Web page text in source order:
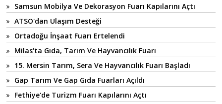
Samsun Mobilya Ve Dekorasyon Fuarı Kapılarını Açtı
ATSO'dan Ulaşım Desteği
Ortadoğu İnşaat Fuarı Ertelendi
Milas'ta Gıda, Tarım Ve Hayvancılık Fuarı
15. Mersin Tarım, Sera Ve Hayvancılık Fuarı Başladı
Gap Tarım Ve Gap Gıda Fuarları Açıldı
Fethiye'de Turizm Fuarı Kapılarını Açtı